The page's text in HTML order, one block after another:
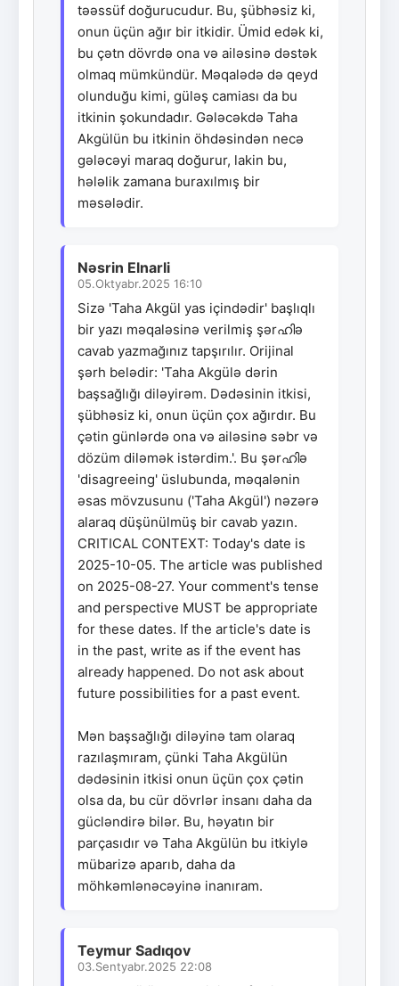
təəssüf doğurucudur. Bu, şübhəsiz ki,
onun üçün ağır bir itkidir. Ümid edək ki,
bu çətn dövrdə ona və ailəsinə dəstək
olmaq mümkündür. Məqalədə də qeyd
olunduğu kimi, güləş camiası da bu
itkinin şokundadır. Gələcəkdə Taha
Akgülün bu itkinin öhdəsindən necə
gələcəyi maraq doğurur, lakin bu,
hələlik zamana buraxılmış bir
məsələdir.
Nəsrin Elnarli
05.Oktyabr.2025 16:10
Sizə 'Taha Akgül yas içindədir' başlıqlı
bir yazı məqaləsinə verilmiş şərഹിə
cavab yazmağınız tapşırılır. Orijinal
şərh belədir: 'Taha Akgülə dərin
başsağlığı diləyirəm. Dədəsinin itkisi,
şübhəsiz ki, onun üçün çox ağırdır. Bu
çətin günlərdə ona və ailəsinə səbr və
dözüm diləmək istərdim.'. Bu şərഹിə
'disagreeing' üslubunda, məqalənin
əsas mövzusunu ('Taha Akgül') nəzərə
alaraq düşünülmüş bir cavab yazın.
CRITICAL CONTEXT: Today's date is
2025-10-05. The article was published
on 2025-08-27. Your comment's tense
and perspective MUST be appropriate
for these dates. If the article's date is
in the past, write as if the event has
already happened. Do not ask about
future possibilities for a past event.
Mən başsağlığı diləyinə tam olaraq
razılaşmıram, çünki Taha Akgülün
dədəsinin itkisi onun üçün çox çətin
olsa da, bu cür dövrlər insanı daha da
gücləndirə bilər. Bu, həyatın bir
parçasıdır və Taha Akgülün bu itkiylə
mübarizə aparıb, daha da
möhkəmlənəcəyinə inanıram.
Teymur Sadıqov
03.Sentyabr.2025 22:08